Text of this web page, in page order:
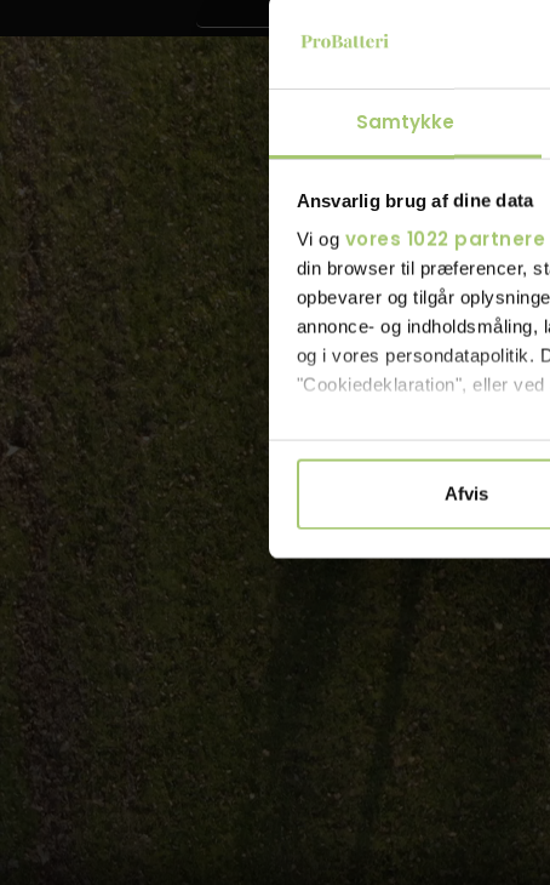
Samtykke
Ansvarlig brug af dine data
Vi og vores 1022 partnere
din browser til præferencer,
opbevarer og tilgår
annonce- og indholdsmåling,
og i vores persondatapolitik.
"Cookiedeklaration", eller
Hvis du tillader det, vil vi
Identificere din enhed
Vi bruger cookies til at
dig funktioner til
af vores hjemmeside
analysepartnere. Vores
eller som de har
Afvis